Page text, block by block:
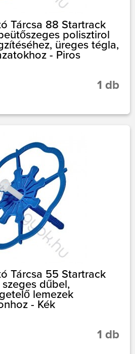
Tárcsa 88 Startrack
polisztirol
üreges tégla,
- Piros
1 db
Tárcsa 55 Startrack
dűbel,
lemezek
- Kék
1 db